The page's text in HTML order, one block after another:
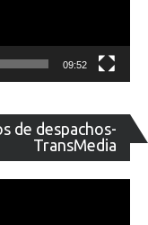
09:52
de despachos-
TransMedia
de